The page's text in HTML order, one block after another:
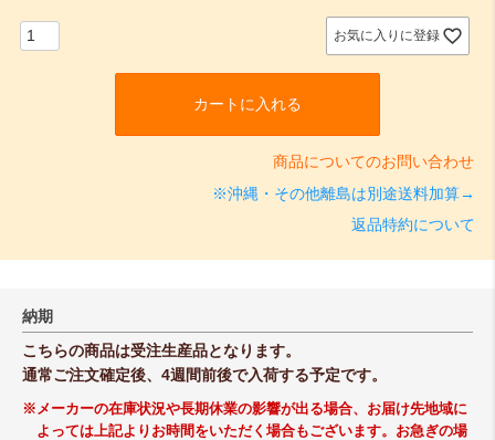
お気に入りに登録
カートに入れる
商品についてのお問い合わせ
※沖縄・その他離島は別途送料加算→
返品特約について
納期
こちらの商品は受注生産品となります。
通常ご注文確定後、4週間前後で入荷する予定です。
※メーカーの在庫状況や長期休業の影響が出る場合、お届け先地域に
よっては上記よりお時間をいただく場合もございます。お急ぎの場